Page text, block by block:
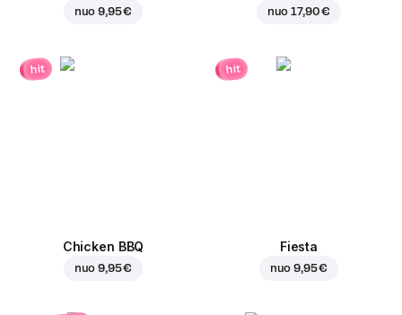
nuo9,95 € nuo17,90 €
hit
Chicken BBQ
nuo9,95 €
hit
Fiesta
nuo9,95 €